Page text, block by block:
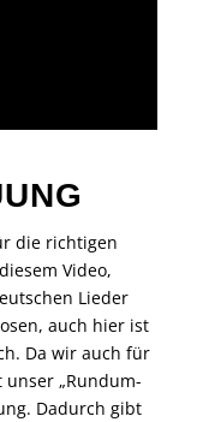
die richtigen
Video,
Lieder
auch hier ist
Da wir auch für
„Rundum-
Dadurch gibt